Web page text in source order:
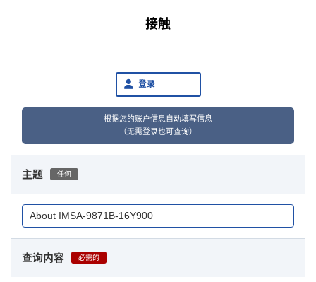
接触
登录
根据您的账户信息自动填写信息
（无需登录也可查询）
主题 任何
查询内容 必需的